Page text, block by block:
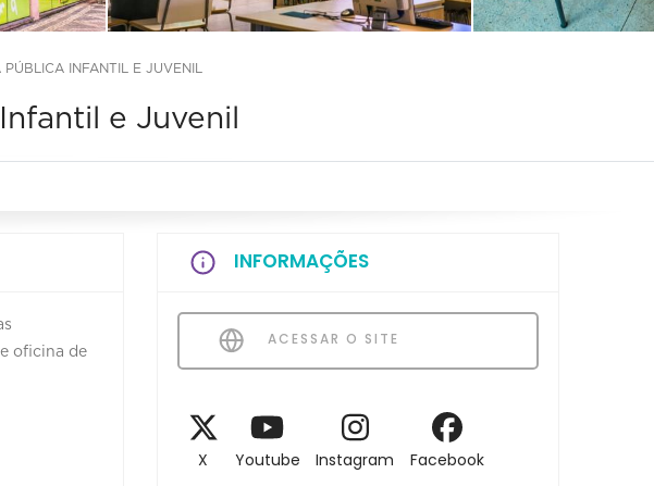
INFANTIL E JUVENIL
e Juvenil
oficina de
INFORMAÇÕES
ACESSAR O SITE
X Youtube Instagram Facebook